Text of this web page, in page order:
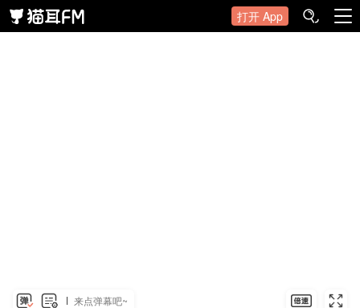
打开 App
来点弹幕吧~